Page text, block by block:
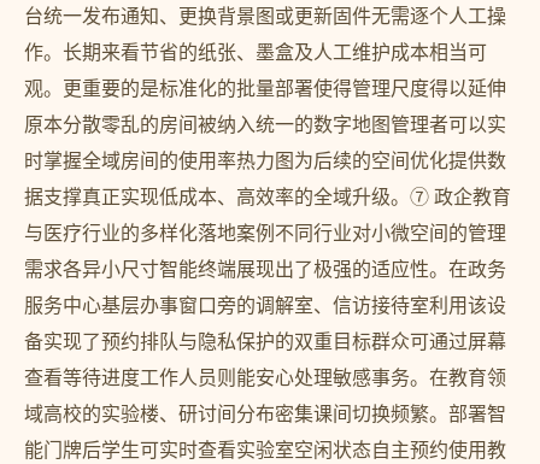
台统一发布通知、更换背景图或更新固件无需逐个人工操
作。长期来看节省的纸张、墨盒及人工维护成本相当可
观。更重要的是标准化的批量部署使得管理尺度得以延伸
原本分散零乱的房间被纳入统一的数字地图管理者可以实
时掌握全域房间的使用率热力图为后续的空间优化提供数
据支撑真正实现低成本、高效率的全域升级。⑦ 政企教育
与医疗行业的多样化落地案例不同行业对小微空间的管理
需求各异小尺寸智能终端展现出了极强的适应性。在政务
服务中心基层办事窗口旁的调解室、信访接待室利用该设
备实现了预约排队与隐私保护的双重目标群众可通过屏幕
查看等待进度工作人员则能安心处理敏感事务。在教育领
域高校的实验楼、研讨间分布密集课间切换频繁。部署智
能门牌后学生可实时查看实验室空闲状态自主预约使用教